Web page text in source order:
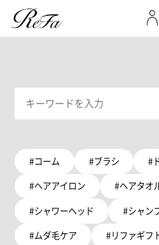
#コーム #ブラシ #
#ヘアアイロン #ヘアタオ
#シャワーヘッド #シャン
#ムダ毛ケア #リファギフ